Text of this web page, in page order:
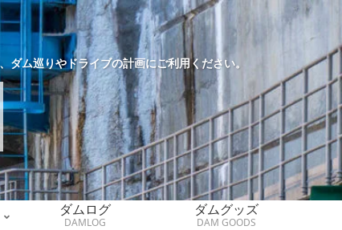
ム巡りやドライブの計画にご利用ください。
ダムログ
DAMLOG
ダムグッズ
DAM GOODS